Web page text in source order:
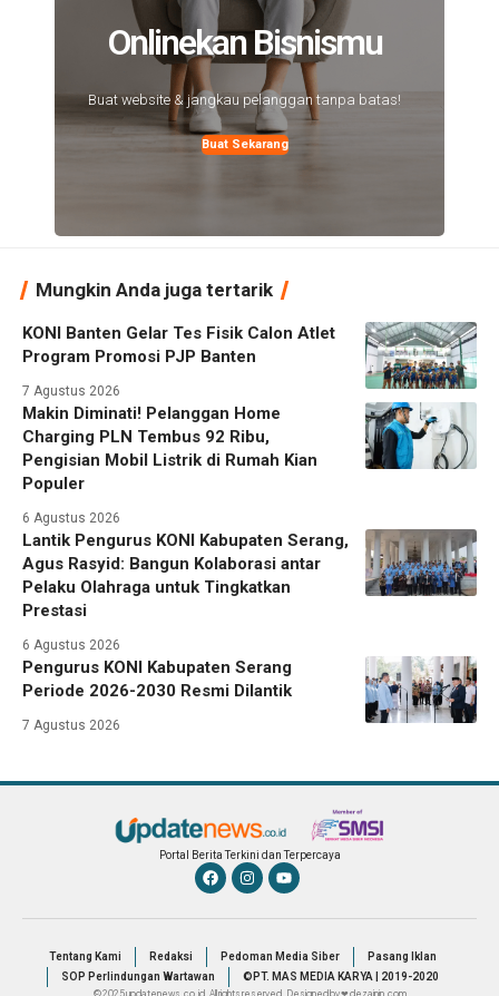
Onlinekan Bisnismu
Buat website & jangkau pelanggan tanpa batas!
Buat Sekarang
Mungkin Anda juga tertarik
KONI Banten Gelar Tes Fisik Calon Atlet
Program Promosi PJP Banten
7 Agustus 2026
Makin Diminati! Pelanggan Home
Charging PLN Tembus 92 Ribu,
Pengisian Mobil Listrik di Rumah Kian
Populer
6 Agustus 2026
Lantik Pengurus KONI Kabupaten Serang,
Agus Rasyid: Bangun Kolaborasi antar
Pelaku Olahraga untuk Tingkatkan
Prestasi
6 Agustus 2026
Pengurus KONI Kabupaten Serang
Periode 2026-2030 Resmi Dilantik
7 Agustus 2026
Portal Berita Terkini dan Terpercaya
Tentang Kami Redaksi Pedoman Media Siber
Pasang Iklan
SOP Perlindungan Wartawan
©PT. MAS MEDIA KARYA | 2019-2020
© 2025 updatenews.co.id. All rights reserved. Designed by ❤ dezainin.com